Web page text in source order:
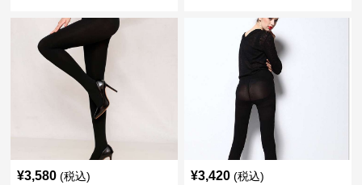
¥3,580 (税込) ¥3,420 (税込)